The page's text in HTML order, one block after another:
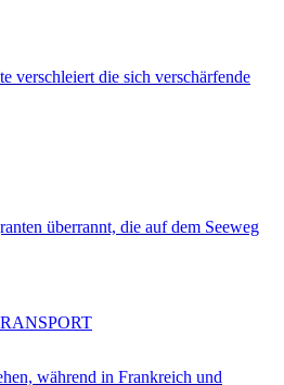
verschleiert die sich verschärfende
überrannt, die auf dem Seeweg
während in Frankreich und